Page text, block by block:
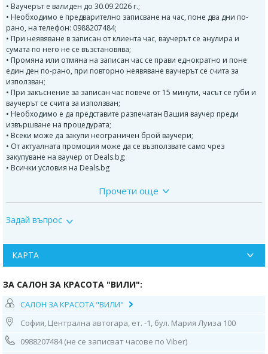
• Ваучерът е валиден до 30.09.2026 г.;
• Необходимо е предварително записване на час, поне два дни по-
рано, на телефон: 0988207484;
• При неявяване в записан от клиента час, ваучерът се анулира и
сумата по него не се възстановява;
• Промяна или отмяна на записан час се прави еднократно и поне
един ден по-рано, при повторно неявяване ваучерът се счита за
използван;
• При закъснение за записан час повече от 15 минути, часът се губи и
ваучерът се счита за използван;
• Необходимо е да представите разпечатан Вашия ваучер преди
извършване на процедурата;
• Всеки може да закупи неограничен брой ваучери;
• От актуалната промоция може да се възползвате само чрез
закупуване на ваучер от Deals.bg;
• Всички условия на Deals.bg
ДОПЪЛНИТЕЛНА ИНФОРМАЦИЯ:
мазнините в определени области на тялото, при който няма игли,
Мастните клетки се разграждат в продължение на няколко месеца по
естествен начин след "замразяването" и се забелязва постепенно
Охлаждането се извършва с предварително определени време и
Усещането е за лек поносим вакуум и охлаждане (изстудяване).
Увредените и унищожени мастни клетки в третираната зона
постепенно се премахват чрез нормалните метаболитни процеси в
организма.
Прочети още
Задай въпрос
КАРТА
ЗА САЛОН ЗА КРАСОТА "ВИЛИ":
САЛОН ЗА КРАСОТА "ВИЛИ"
София, Централна автогара, ет. -1, бул. Мария Луиза 100
0988207484 (не се записват часове по Viber)